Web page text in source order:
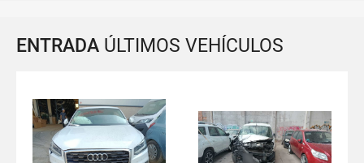
ENTRADA ÚLTIMOS VEHÍCULOS